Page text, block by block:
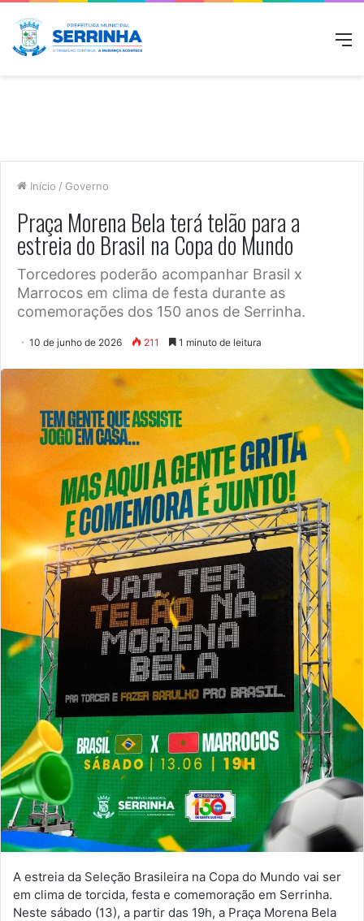
Início / Governo
Praça Morena Bela terá telão para a
estreia do Brasil na Copa do Mundo
Torcedores poderão acompanhar Brasil x
Marrocos em clima de festa durante as
comemorações dos 150 anos de Serrinha.
10 de junho de 2026 211 1 minuto de leitura
A estreia da Seleção Brasileira na Copa do Mundo vai ser
em clima de torcida, festa e comemoração em Serrinha.
Neste sábado (13), a partir das 19h, a Praça Morena Bela